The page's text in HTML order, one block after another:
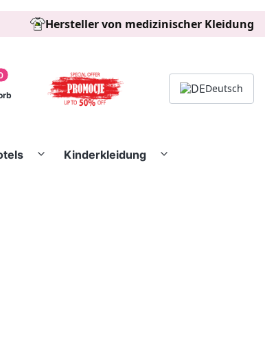
Hersteller von medizinischer Kleidung
im Warenkorb: 0. Details anzeigen
Deutsch
Kinderkleidung